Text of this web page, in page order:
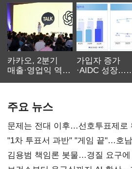
카카오, 2분기
매출·영업익 역대
가입자 증가
·AIDC 성장…
주요 뉴스
문제는 전대 이후…선호투표제로
불복'
"1차 투표서 과반" "게임 끝"…호
김용범 책임론 봇물…경질 요구에